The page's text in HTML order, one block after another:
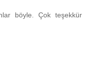
böyle. Çok teşekkür